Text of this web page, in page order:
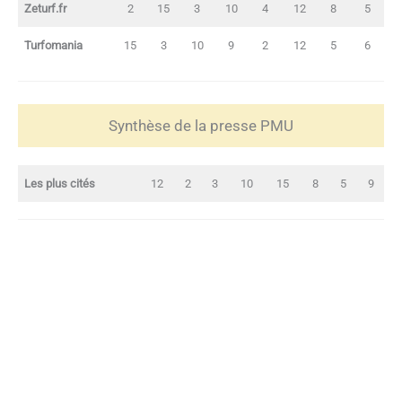
Zeturf.fr 2 15 3 10 4 12 8 5
Turfomania 15 3 10 9 2 12 5 6
Synthèse de la presse PMU
Les plus cités 12 2 3 10 15 8 5 9